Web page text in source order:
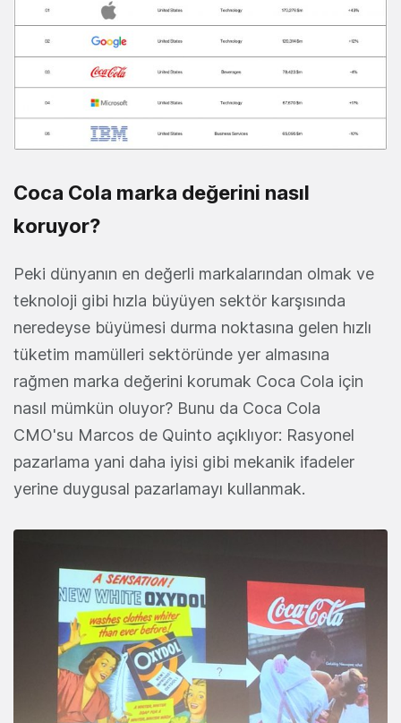
Coca Cola marka değerini nasıl
koruyor?
Peki dünyanın en değerli markalarından olmak ve
teknoloji gibi hızla büyüyen sektör karşısında
neredeyse büyümesi durma noktasına gelen hızlı
tüketim mamülleri sektöründe yer almasına
rağmen marka değerini korumak Coca Cola için
nasıl mümkün oluyor? Bunu da Coca Cola
CMO'su Marcos de Quinto açıklıyor: Rasyonel
pazarlama yani daha iyisi gibi mekanik ifadeler
yerine duygusal pazarlamayı kullanmak.